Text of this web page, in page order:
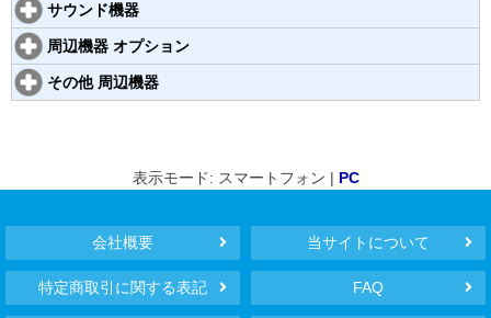
サウンド機器
周辺機器 オプション
その他 周辺機器
表示モード: スマートフォン | PC
会社概要 当サイトについて
特定商取引に関する表記 FAQ